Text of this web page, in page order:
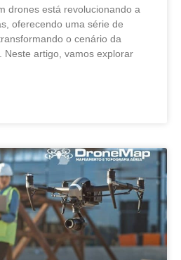
drones está revolucionando a
oferecendo uma série de
o cenário da
Neste artigo, vamos explorar